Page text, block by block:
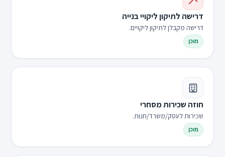
דרישה לתיקון ליקויי בנייה
דרישה מקבלן לתיקון ליקויים.
מוכן
חוזה שכירות מסחרי
שכירות לעסק/משרד/חנות.
מוכן